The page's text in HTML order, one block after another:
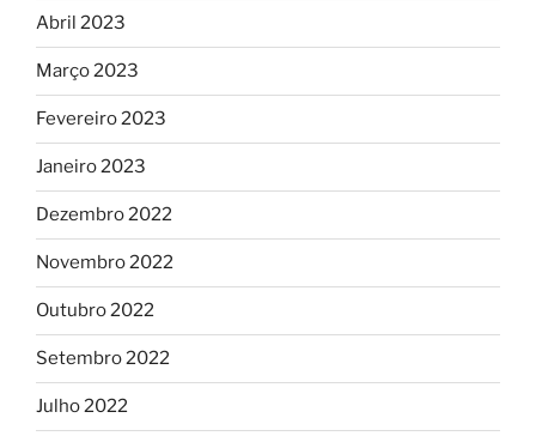
Abril 2023
Março 2023
Fevereiro 2023
Janeiro 2023
Dezembro 2022
Novembro 2022
Outubro 2022
Setembro 2022
Julho 2022